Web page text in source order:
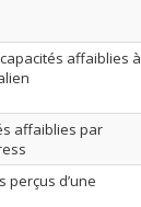
affaiblies à
affaiblies par
perçus d’une